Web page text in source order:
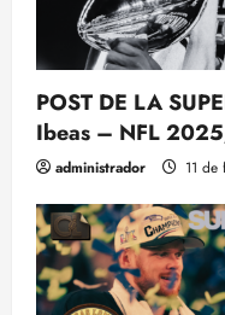
POST DE LA
Ibeas – NFL
administrador 11